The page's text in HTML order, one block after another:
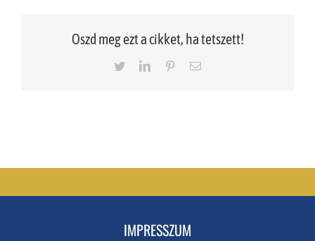
Oszd meg ezt a cikket, ha tetszett!
TwitterLinkedInPinterestEmail
IMPRESSZUM